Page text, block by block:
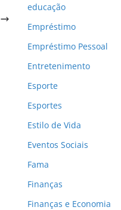
educação
Empréstimo
Empréstimo Pessoal
Entretenimento
Esporte
Esportes
Estilo de Vida
Eventos Sociais
Fama
Finanças
Finanças e Economia